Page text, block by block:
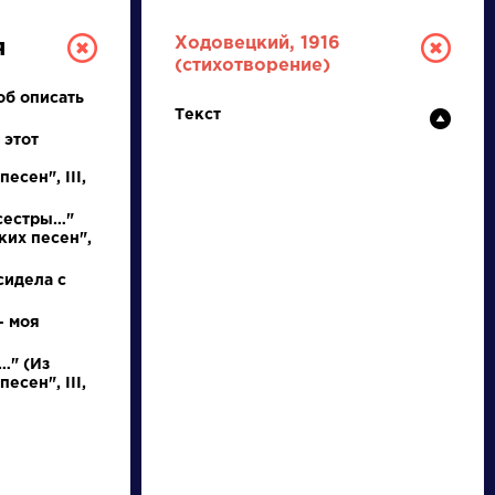
ЕГЭ
описать
III,
песен",
с
моя
(Из
III,
Ходовецкий, 1916
(стихотворение)
Текст